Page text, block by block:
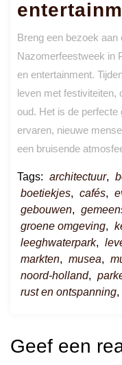
Breng een bezoek
Nazomerfeestweek in
en entertainment.
leven met festiviteiten,
oud. Het is de perfecte
ervaren, nieuwe
een bruisende
Tags: architectuur,
boetiekjes, cafés,
gebouwen,
groene omgeving,
leeghwaterpark,
markten, musea,
noord-holland,
rust en ontspanning,
Geef een